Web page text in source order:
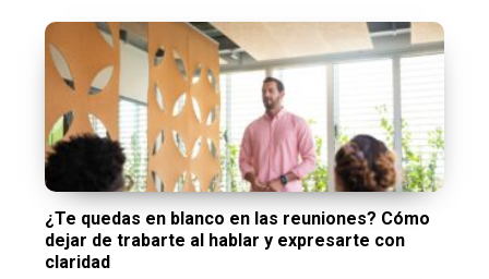
¿Te quedas en blanco en las reuniones? Cómo
dejar de trabarte al hablar y expresarte con
claridad